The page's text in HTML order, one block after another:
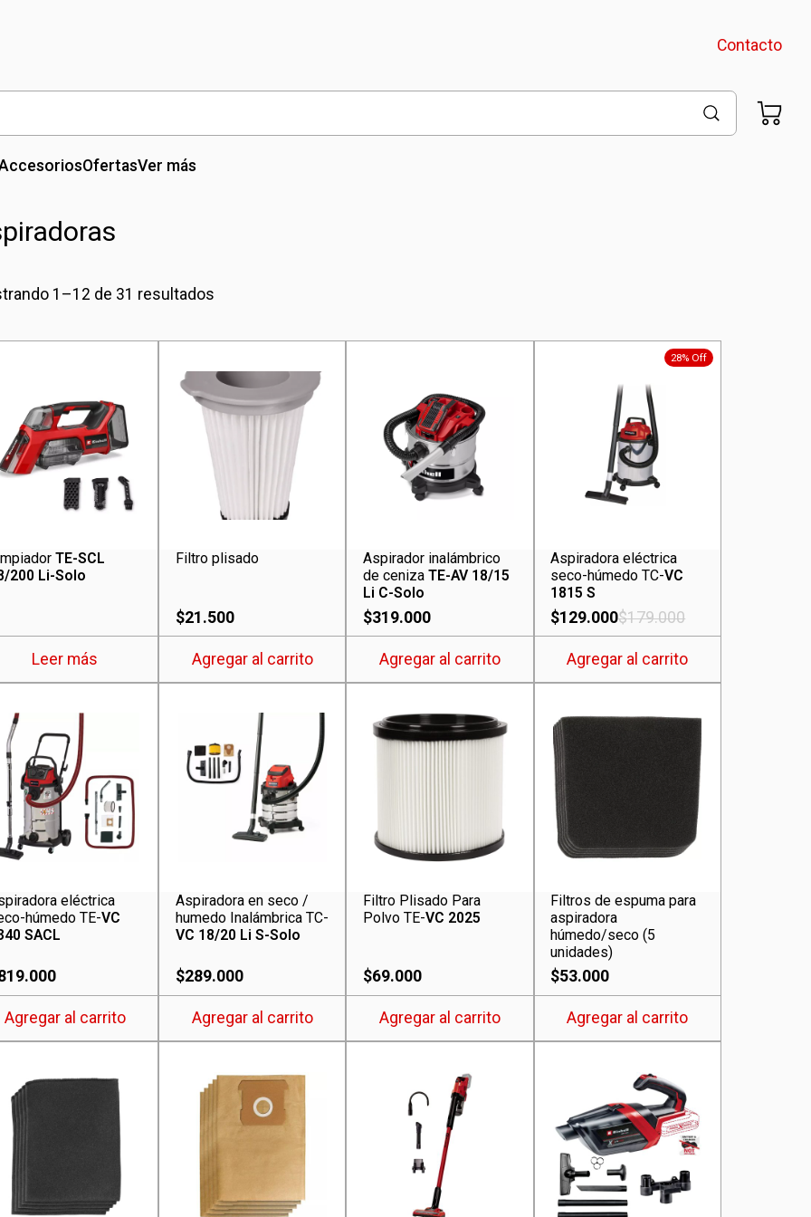
Contacto
OfertasVer más
1–12 de 31 resultados
TE-SCL
200 Li-Solo
Leer más
Filtro plisado
$21.500
Agregar al carrito
Aspirador inalámbrico
de cenizaTE-AV 18/15
Li C-Solo
$319.000
Agregar al carrito
28% Off
Aspiradora eléctrica
seco-húmedo TC-VC
1815 S
$179.000
$129.000
Agregar al carrito
eléctrica
húmedo TE-VC
SACL
Agregar al carrito
Aspiradora en seco /
humedo Inalámbrica TC-
VC 18/20 Li S-Solo
$289.000
Agregar al carrito
Filtro Plisado Para
Polvo TE-VC 2025
$69.000
Agregar al carrito
Filtros de espuma para
aspiradora
húmedo/seco (5
unidades)
$53.000
Agregar al carrito